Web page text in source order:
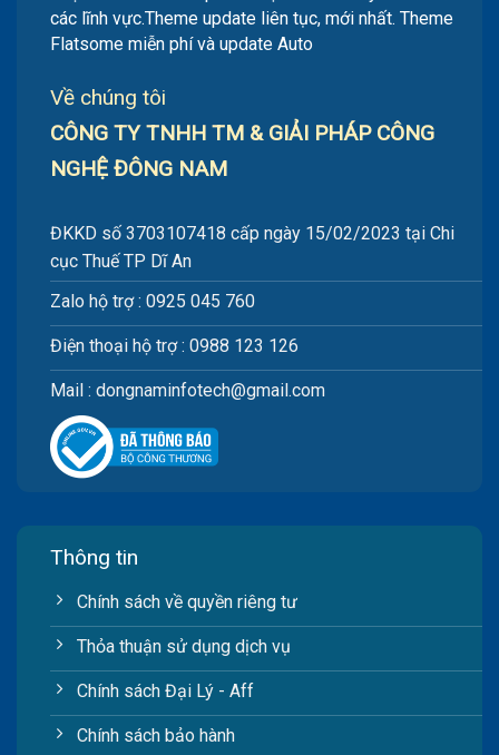
các lĩnh vực.Theme update liên tục, mới nhất. Theme
Flatsome miễn phí và update Auto
Về chúng tôi
CÔNG TY TNHH TM & GIẢI PHÁP CÔNG
NGHỆ ĐÔNG NAM
ĐKKD số 3703107418 cấp ngày 15/02/2023 tại Chi
cục Thuế TP Dĩ An
Zalo hộ trợ : 0925 045 760
Điện thoại hộ trợ : 0988 123 126
Mail : dongnaminfotech@gmail.com
Thông tin
Chính sách về quyền riêng tư
Thỏa thuận sử dụng dịch vụ
Chính sách Đại Lý - Aff
Chính sách bảo hành